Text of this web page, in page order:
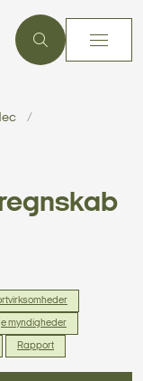
myndigheder
Rapport